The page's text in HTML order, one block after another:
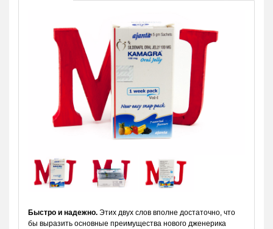
Быстро и надежно. Этих двух слов вполне достаточно, что
бы выразить основные преимущества нового дженерика